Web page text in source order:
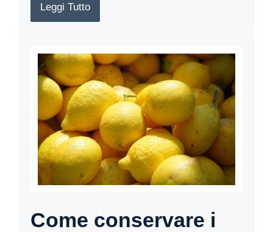
Leggi Tutto
Come conservare i